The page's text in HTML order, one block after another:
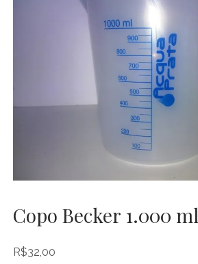
Ouro
Coloidal
Copo Becker 1.000 ml
R$32,00